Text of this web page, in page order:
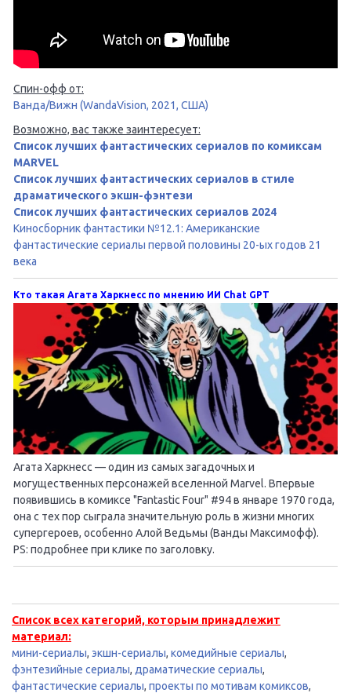
Спин-офф от:
Ванда/Вижн (WandaVision, 2021, США)
Возможно, вас также заинтересует:
Список лучших фантастических сериалов по комиксам
MARVEL
Список лучших фантастических сериалов в стиле
драматического экшн-фэнтези
Список лучших фантастических сериалов 2024
Киносборник фантастики №12.1: Американские
фантастические сериалы первой половины 20-ых годов 21
века
Кто такая Агата Харкнесс по мнению ИИ Chat GPT
Агата Харкнесс — один из самых загадочных и
могущественных персонажей вселенной Marvel. Впервые
появившись в комиксе "Fantastic Four" #94 в январе 1970 года,
она с тех пор сыграла значительную роль в жизни многих
супергероев, особенно Алой Ведьмы (Ванды Максимофф).
PS: подробнее при клике по заголовку.
Список всех категорий, которым принадлежит
материал:
мини-сериалы, экшн-сериалы, комедийные сериалы,
фэнтезийные сериалы, драматические сериалы,
фантастические сериалы, проекты по мотивам комиксов,